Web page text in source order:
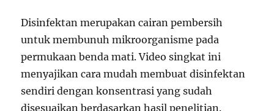
Disinfektan merupakan cairan pembersih
untuk membunuh mikroorganisme pada
permukaan benda mati. Video singkat ini
menyajikan cara mudah membuat disinfektan
sendiri dengan konsentrasi yang sudah
disesuaikan berdasarkan hasil penelitian.